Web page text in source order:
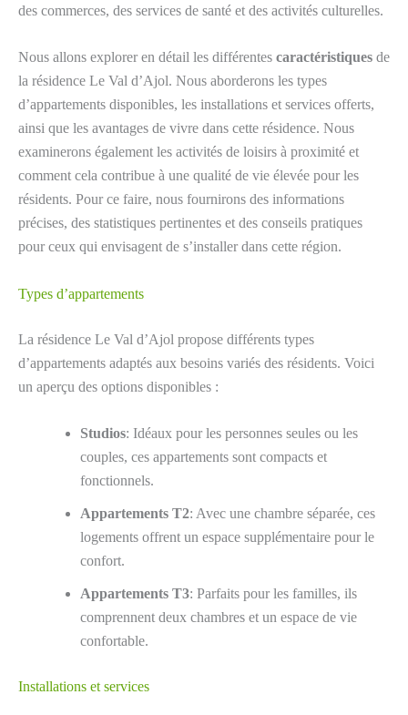
des commerces, des services de santé et des activités culturelles.
Nous allons explorer en détail les différentes caractéristiques de
la résidence Le Val d’Ajol. Nous aborderons les types
d’appartements disponibles, les installations et services offerts,
ainsi que les avantages de vivre dans cette résidence. Nous
examinerons également les activités de loisirs à proximité et
comment cela contribue à une qualité de vie élevée pour les
résidents. Pour ce faire, nous fournirons des informations
précises, des statistiques pertinentes et des conseils pratiques
pour ceux qui envisagent de s’installer dans cette région.
Types d’appartements
La résidence Le Val d’Ajol propose différents types
d’appartements adaptés aux besoins variés des résidents. Voici
un aperçu des options disponibles :
Studios: Idéaux pour les personnes seules ou les
couples, ces appartements sont compacts et
fonctionnels.
Appartements T2: Avec une chambre séparée, ces
logements offrent un espace supplémentaire pour le
confort.
Appartements T3: Parfaits pour les familles, ils
comprennent deux chambres et un espace de vie
confortable.
Installations et services